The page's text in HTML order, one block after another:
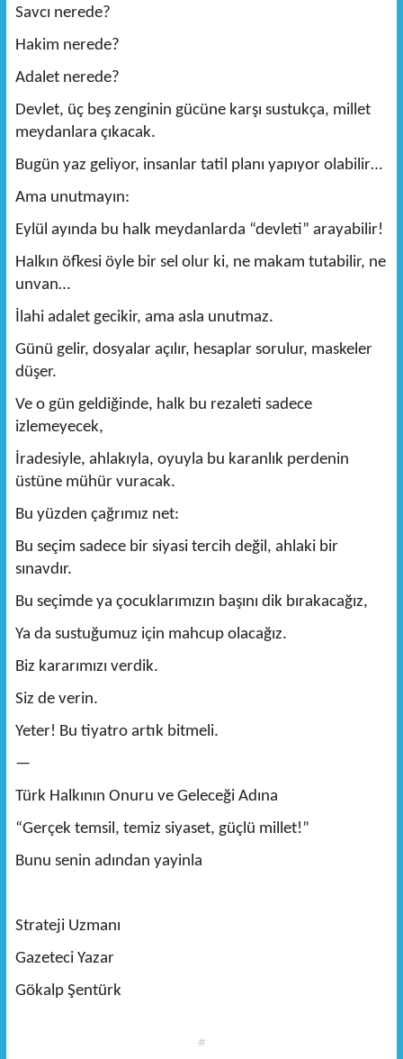
Savcı nerede?
Hakim nerede?
Adalet nerede?
Devlet, üç beş zenginin gücüne karşı sustukça, millet
meydanlara çıkacak.
Bugün yaz geliyor, insanlar tatil planı yapıyor olabilir…
Ama unutmayın:
Eylül ayında bu halk meydanlarda “devleti” arayabilir!
Halkın öfkesi öyle bir sel olur ki, ne makam tutabilir, ne
unvan…
İlahi adalet gecikir, ama asla unutmaz.
Günü gelir, dosyalar açılır, hesaplar sorulur, maskeler
düşer.
Ve o gün geldiğinde, halk bu rezaleti sadece
izlemeyecek,
İradesiyle, ahlakıyla, oyuyla bu karanlık perdenin
üstüne mühür vuracak.
Bu yüzden çağrımız net:
Bu seçim sadece bir siyasi tercih değil, ahlaki bir
sınavdır.
Bu seçimde ya çocuklarımızın başını dik bırakacağız,
Ya da sustuğumuz için mahcup olacağız.
Biz kararımızı verdik.
Siz de verin.
Yeter! Bu tiyatro artık bitmeli.
—
Türk Halkının Onuru ve Geleceği Adına
“Gerçek temsil, temiz siyaset, güçlü millet!”
Bunu senin adından yayinla
Strateji Uzmanı
Gazeteci Yazar
Gökalp Şentürk
#